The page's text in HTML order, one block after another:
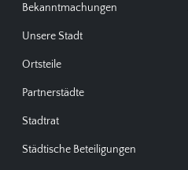
Bekanntmachungen
Unsere Stadt
Ortsteile
Partnerstädte
Stadtrat
Städtische Beteiligungen